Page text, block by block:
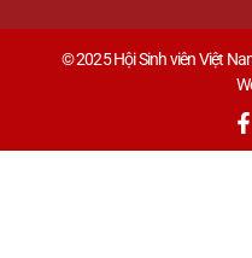
© 2025 Hội Sinh viên Việt